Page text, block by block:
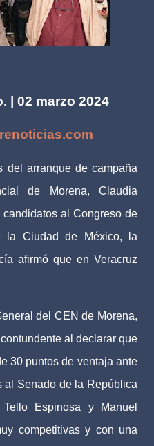
| 02 marzo 2024
del arranque de campaña
de Morena, Claudia
al Congreso de
Ciudad de México, la
afirmó que en Veracruz
del CEN de Morena,
al declarar que
30 puntos de ventaja ante
al Senado de la República
Espinosa y Manuel
competitivas y con una